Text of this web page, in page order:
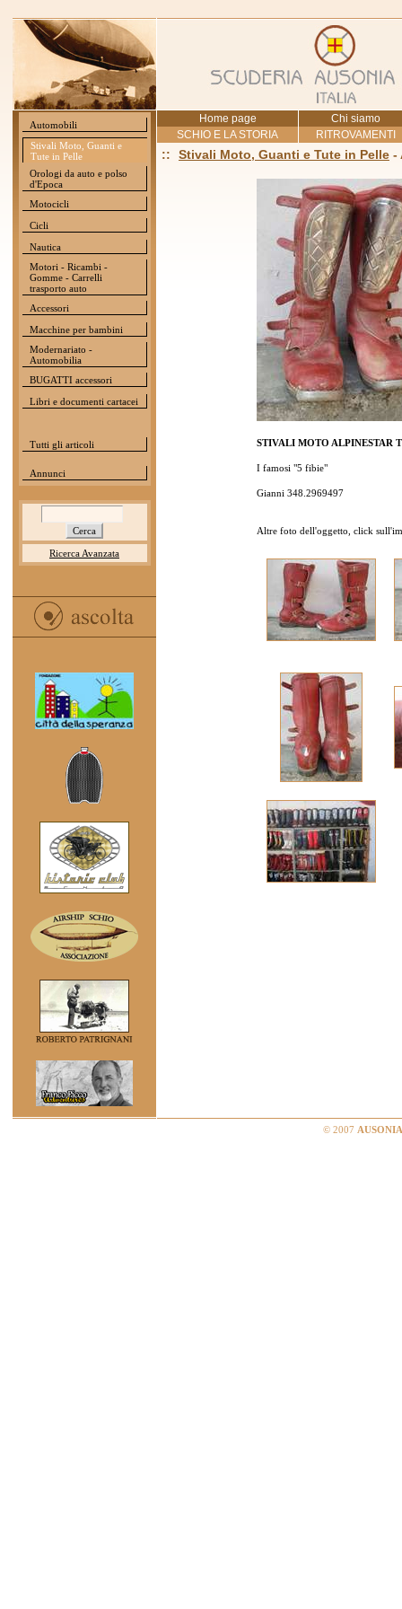
Automobili
Stivali Moto, Guanti e
Tute in Pelle
Orologi da auto e polso
d'Epoca
Motocicli
Cicli
Nautica
Motori - Ricambi -
Gomme - Carrelli
trasporto auto
Accessori
Macchine per bambini
Modernariato -
Automobilia
BUGATTI accessori
Libri e documenti cartacei
Tutti gli articoli
Annunci
Ricerca Avanzata
Home page
Chi siamo
SCHIO E LA STORIA
RITROVAMENTI
:: Stivali Moto, Guanti e Tute in Pelle -
STIVALI MOTO ALPINESTAR
I famosi "5 fibie"
Gianni 348.2969497
Altre foto dell'oggetto, click
© 2007